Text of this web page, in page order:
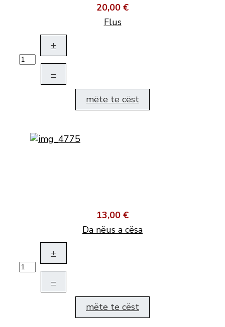
20,00 €
Flus
+
–
mëte te cëst
13,00 €
Da nëus a cësa
+
–
mëte te cëst